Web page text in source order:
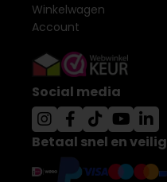
Winkelwagen
Account
Social media
Betaal snel en veilig